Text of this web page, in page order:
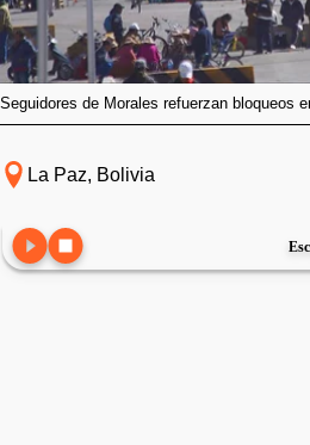
Seguidores de Morales refuerzan bloqueos
La Paz, Bolivia